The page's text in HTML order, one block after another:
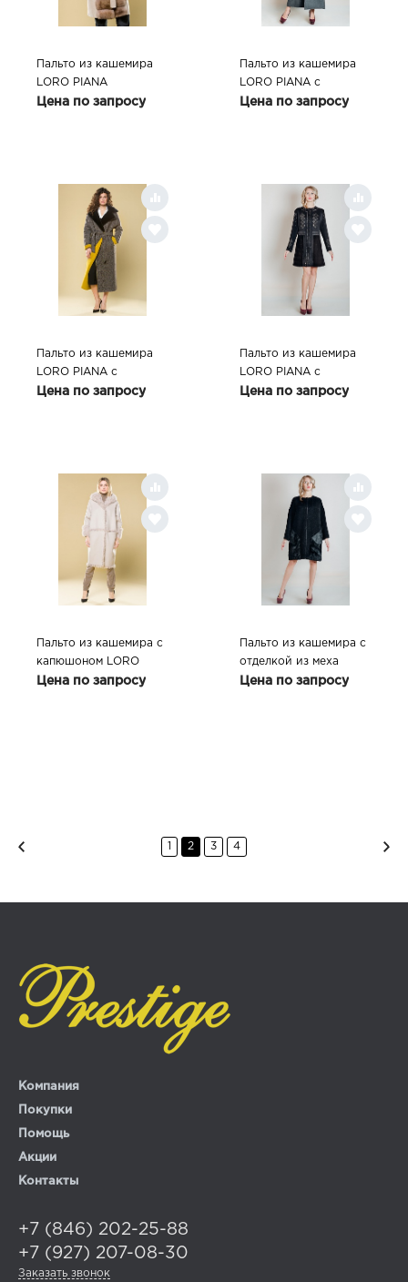
Пальто из кашемира
LORO PIANA
Цена по запросу
Пальто из кашемира
LORO PIANA с
отделкой из меха лисы
Цена по запросу
Пальто из кашемира
LORO PIANA с
отделкой из меха
Цена по запросу
Пальто из кашемира
LORO PIANA с
отделкой из меха
Цена по запросу
Пальто из кашемира с
капюшоном LORO
PIANA
Цена по запросу
Пальто из кашемира с
отделкой из меха
кролиика, цвет NERO
Цена по запросу
1 2 3 4
Компания
Покупки
Помощь
Акции
Контакты
+7 (846) 202-25-88
+7 (927) 207-08-30
Заказать звонок